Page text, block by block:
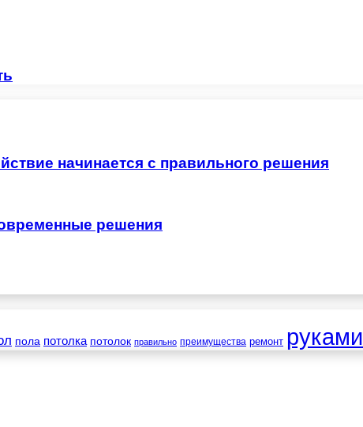
начинается с правильного решения
решения
пола потолка потолок правильно преимущества ремонт руками